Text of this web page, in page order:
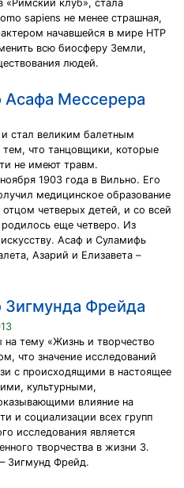
«Римский клуб», стала
sapiens не менее страшная,
начавшейся в мире НТР
всю биосферу Земли,
людей.
Асафа Мессерера
стал великим балетным
тем, что танцовщики, которые
не имеют травм.
1903 года в Вильно. Его
медицинское образование
четверых детей, и со всей
еще четверо. Из
Асаф и Суламифь
Азарий и Елизавета –
Зигмунда Фрейда
на тему «Жизнь и творчество
что значение исследований
с происходящими в настоящее
культурными,
влияние на
и социализации всех групп
исследования является
творчества в жизни З.
Зигмунд Фрейд.